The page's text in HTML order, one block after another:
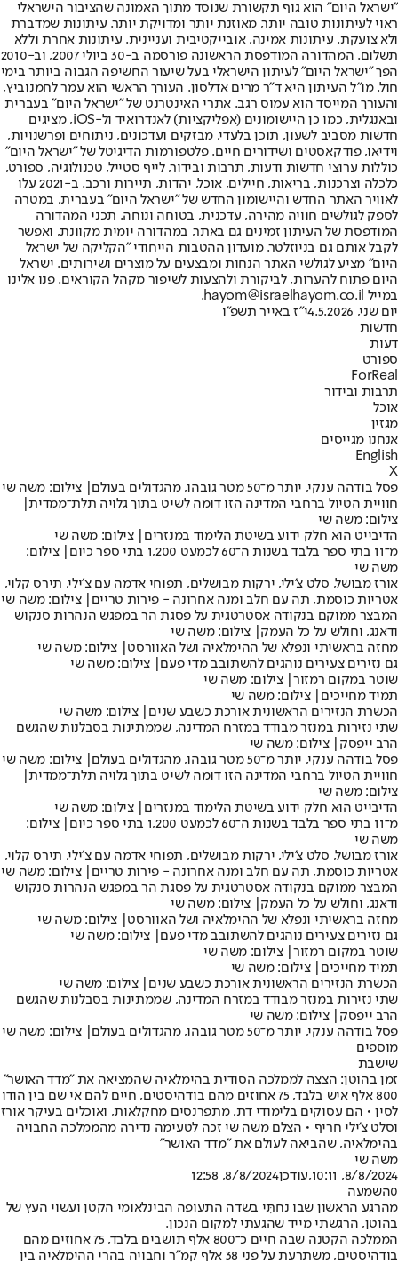
"ישראל היום" הוא גוף תקשורת שנוסד מתוך האמונה שהציבור הישראלי
ראוי לעיתונות טובה יותר, מאוזנת יותר ומדויקת יותר. עיתונות שמדברת
ולא צועקת. עיתונות אמינה, אובייקטיבית ועניינית. עיתונות אחרת וללא
תשלום. המהדורה המודפסת הראשונה פורסמה ב-30 ביולי 2007, וב-2010
הפך "ישראל היום" לעיתון הישראלי בעל שיעור החשיפה הגבוה ביותר בימי
חול. מו"ל העיתון היא ד"ר מרים אדלסון. העורך הראשי הוא עמר לחמנוביץ,
והעורך המייסד הוא עמוס רגב. אתרי האינטרנט של "ישראל היום" בעברית
ובאנגלית, כמו כן היישומונים (אפליקציות) לאנדרואיד ול-iOS, מציגים
חדשות מסביב לשעון, תוכן בלעדי, מבזקים ועדכונים, ניתוחים ופרשנויות,
וידיאו, פודקאסטים ושידורים חיים. פלטפורמות הדיגיטל של "ישראל היום"
כוללות ערוצי חדשות ודעות, תרבות ובידור, לייף סטייל, טכנולוגיה, ספורט,
כלכלה וצרכנות, בריאות, חיילים, אוכל, יהדות, תיירות ורכב. ב-2021 עלו
לאוויר האתר החדש והיישומון החדש של "ישראל היום" בעברית, במטרה
לספק לגולשים חוויה מהירה, עדכנית, בטוחה ונוחה. תכני המהדורה
המודפסת של העיתון זמינים גם באתר, במהדורה יומית מקוונת, ואפשר
לקבל אותם גם בניוזלטר. מועדון ההטבות הייחודי "הקליקה של ישראל
היום" מציע לגולשי האתר הנחות ומבצעים על מוצרים ושירותים. ישראל
היום פתוח להערות, לביקורת ולהצעות לשיפור מקהל הקוראים. פנו אלינו
במייל hayom@israelhayom.co.il.
יום שני, 4.5.2026
י"ז באייר תשפ"ו
חדשות
דעות
ספורט
ForReal
תרבות ובידור
אוכל
מגזין
אנחנו מגייסים
English
X
פסל בודהה ענקי, יותר מ־50 מטר גובהו, מהגדולים בעולם| צילום: משה שי
חוויית הטיול ברחבי המדינה הזו דומה לשיט בתוך גלויה תלת־ממדית|
צילום: משה שי
הדיבייט הוא חלק ידוע בשיטת הלימוד במנזרים| צילום: משה שי
מ־11 בתי ספר בלבד בשנות ה־60 לכמעט 1,200 בתי ספר כיום| צילום:
משה שי
אורז מבושל, סלט צ'ילי, ירקות מבושלים, תפוחי אדמה עם צ׳ילי, תירס קלוי,
אטריות כוסמת, תה עם חלב ומנה אחרונה - פירות טריים| צילום: משה שי
המבצר ממוקם בנקודה אסטרטגית על פסגת הר במפגש הנהרות סנקוש
ודאנג, וחולש על כל העמק| צילום: משה שי
מחזה בראשיתי ונפלא של ההימלאיה ושל האוורסט| צילום: משה שי
גם נזירים צעירים נוהגים להשתובב מדי פעם| צילום: משה שי
שוטר במקום רמזור| צילום: משה שי
תמיד מחייכים| צילום: משה שי
הכשרת הנזירים הראשונית אורכת כשבע שנים| צילום: משה שי
שתי נזירות במנזר מבודד במזרח המדינה, שממתינות בסבלנות שהגשם
הרב ייפסק| צילום: משה שי
פסל בודהה ענקי, יותר מ־50 מטר גובהו, מהגדולים בעולם| צילום: משה שי
חוויית הטיול ברחבי המדינה הזו דומה לשיט בתוך גלויה תלת־ממדית|
צילום: משה שי
הדיבייט הוא חלק ידוע בשיטת הלימוד במנזרים| צילום: משה שי
מ־11 בתי ספר בלבד בשנות ה־60 לכמעט 1,200 בתי ספר כיום| צילום:
משה שי
אורז מבושל, סלט צ'ילי, ירקות מבושלים, תפוחי אדמה עם צ׳ילי, תירס קלוי,
אטריות כוסמת, תה עם חלב ומנה אחרונה - פירות טריים| צילום: משה שי
המבצר ממוקם בנקודה אסטרטגית על פסגת הר במפגש הנהרות סנקוש
ודאנג, וחולש על כל העמק| צילום: משה שי
מחזה בראשיתי ונפלא של ההימלאיה ושל האוורסט| צילום: משה שי
גם נזירים צעירים נוהגים להשתובב מדי פעם| צילום: משה שי
שוטר במקום רמזור| צילום: משה שי
תמיד מחייכים| צילום: משה שי
הכשרת הנזירים הראשונית אורכת כשבע שנים| צילום: משה שי
שתי נזירות במנזר מבודד במזרח המדינה, שממתינות בסבלנות שהגשם
הרב ייפסק| צילום: משה שי
פסל בודהה ענקי, יותר מ־50 מטר גובהו, מהגדולים בעולם| צילום: משה שי
מוספים
שישבת
זמן בהוטן: הצצה לממלכה הסודית בהימלאיה שהמציאה את "מדד האושר"
800 אלף איש בלבד, 75 אחוזים מהם בודהיסטים, חיים להם אי שם בין הודו
לסין • הם עסוקים בלימודי דת, מתפרנסים מחקלאות, ואוכלים בעיקר אורז
וסלט צ'ילי חריף • הצלם משה שי זכה לטעימה נדירה מהממלכה החבויה
בהימלאיה, שהביאה לעולם את "מדד האושר"
משה שי
8/8/2024, 10:11
,עודכן8/8/2024, 12:58
0השמעה
מהרגע הראשון שבו נחתִּי בשדה התעופה הבינלאומי הקטן ועשוי העץ של
בהוטן, הרגשתי מייד שהגעתי למקום הנכון.
הממלכה הקטנה שבה חיים כ־800 אלף תושבים בלבד, 75 אחוזים מהם
בודהיסטים, משתרעת על פני 38 אלף קמ"ר וחבויה בהרי ההימלאיה בין